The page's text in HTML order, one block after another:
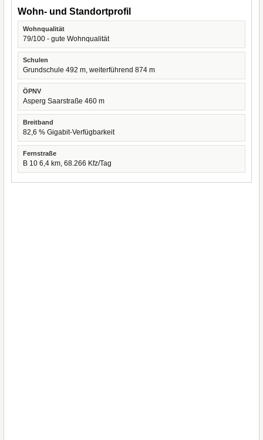
Wohn- und Standortprofil
Wohnqualität
79/100 - gute Wohnqualität
Schulen
Grundschule 492 m, weiterführend 874 m
ÖPNV
Asperg Saarstraße 460 m
Breitband
82,6 % Gigabit-Verfügbarkeit
Fernstraße
B 10 6,4 km, 68.266 Kfz/Tag